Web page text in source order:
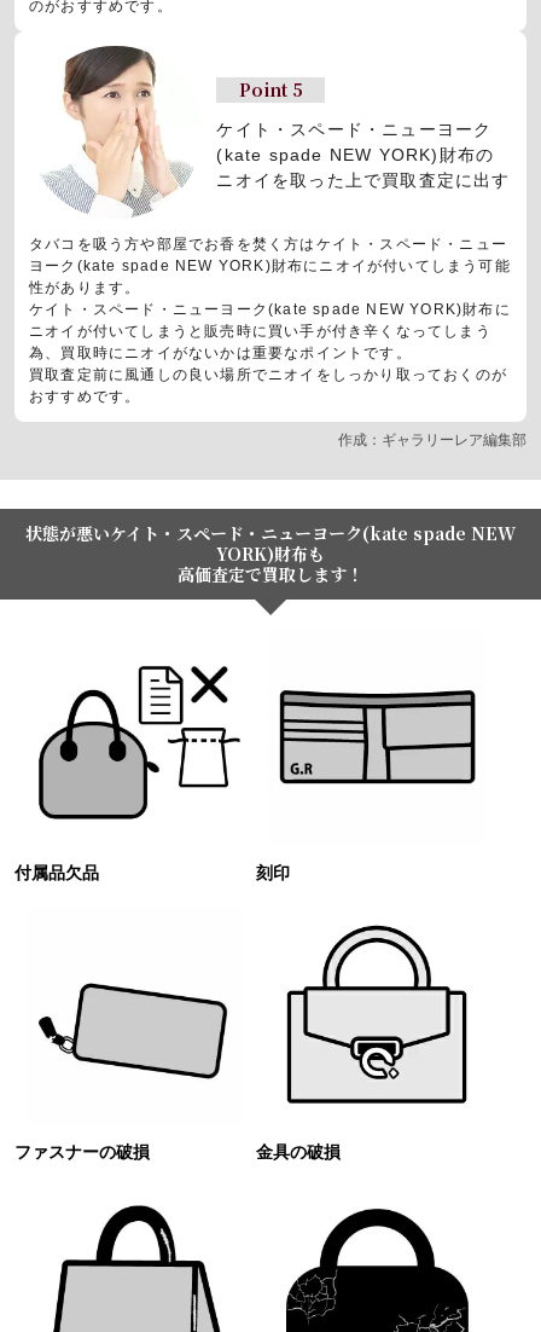
のがおすすめです。
Point 5
ケイト・スペード・ニューヨーク
(kate spade NEW YORK)財布の
ニオイを取った上で買取査定に出す
タバコを吸う方や部屋でお香を焚く方はケイト・スペード・ニュー
ヨーク(kate spade NEW YORK)財布にニオイが付いてしまう可能
性があります。
ケイト・スペード・ニューヨーク(kate spade NEW YORK)財布に
ニオイが付いてしまうと販売時に買い手が付き辛くなってしまう
為、買取時にニオイがないかは重要なポイントです。
買取査定前に風通しの良い場所でニオイをしっかり取っておくのが
おすすめです。
作成：ギャラリーレア編集部
状態が悪いケイト・スペード・ニューヨーク(kate spade NEW
YORK)財布も
高価査定で買取します！
付属品欠品 刻印
ファスナーの破損 金具の破損